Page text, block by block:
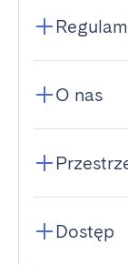
O nas
Dostęp